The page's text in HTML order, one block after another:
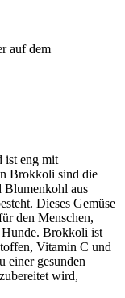
ist eng mit
Brokkoli sind die
Blumenkohl aus
Dieses Gemüse
den Menschen,
Hunde. Brokkoli ist
Vitamin C und
einer gesunden
wird,